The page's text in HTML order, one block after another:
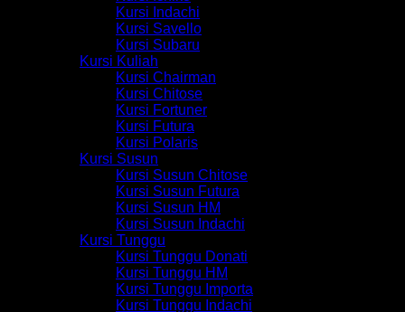
Kursi Indachi
Kursi Savello
Kursi Subaru
Kursi Kuliah
Kursi Chairman
Kursi Chitose
Kursi Fortuner
Kursi Futura
Kursi Polaris
Kursi Susun
Kursi Susun Chitose
Kursi Susun Futura
Kursi Susun HM
Kursi Susun Indachi
Kursi Tunggu
Kursi Tunggu Donati
Kursi Tunggu HM
Kursi Tunggu Importa
Kursi Tunggu Indachi